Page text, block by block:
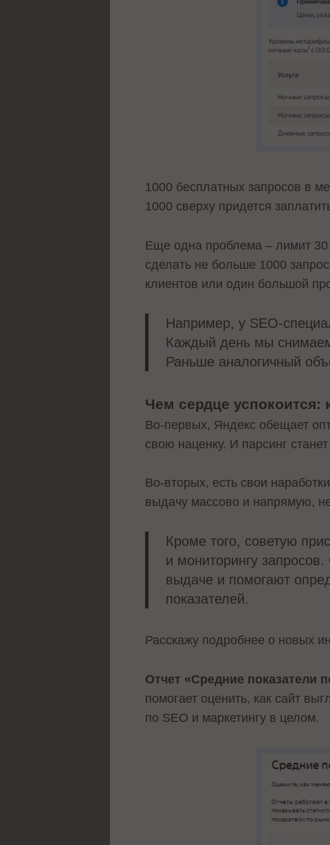
1000 бесплатных запросов в
1000 сверху придется
Еще одна проблема – лимит
сделать не больше 1000
клиентов или один большой
Например, у SEO-
Каждый день мы
Раньше аналогичный
Чем сердце успокоится:
Во-первых, Яндекс обещает
свою наценку. И парсинг
Во-вторых, есть свои
выдачу массово и напрямую,
Кроме того, советую
и мониторингу
выдаче и помогают
показателей.
Расскажу подробнее о новых
Отчет «Средние показатели
помогает оценить, как сайт
по SEO и маркетингу в целом.